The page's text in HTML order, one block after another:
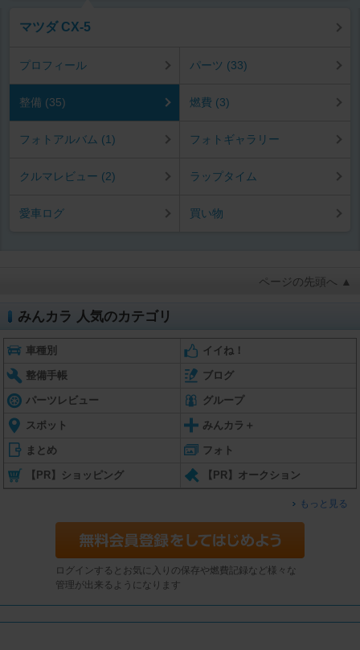
マツダ CX-5
プロフィール パーツ (33)
整備 (35) 燃費 (3)
フォトアルバム (1) フォトギャラリー
クルマレビュー (2) ラップタイム
愛車ログ 買い物
ページの先頭へ ▲
みんカラ 人気のカテゴリ
車種別 イイね！
整備手帳 ブログ
パーツレビュー グループ
スポット みんカラ＋
まとめ フォト
【PR】ショッピング 【PR】オークション
もっと見る
ログインするとお気に入りの保存や燃費記録など様々な
管理が出来るようになります